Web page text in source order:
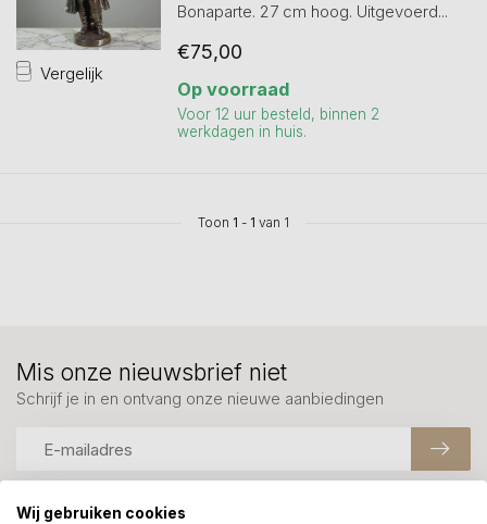
Vergelijk
Bonaparte. 27 cm hoog. Uitgevoerd...
€75,00
Op voorraad
Voor 12 uur besteld, binnen 2
werkdagen in huis.
Toon 1 - 1 van 1
Mis onze nieuwsbrief niet
Schrijf je in en ontvang onze nieuwe aanbiedingen
Wij gebruiken cookies